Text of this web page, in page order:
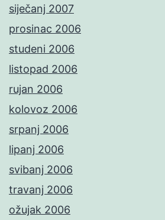
siječanj 2007
prosinac 2006
studeni 2006
listopad 2006
rujan 2006
kolovoz 2006
srpanj 2006
lipanj 2006
svibanj 2006
travanj 2006
ožujak 2006